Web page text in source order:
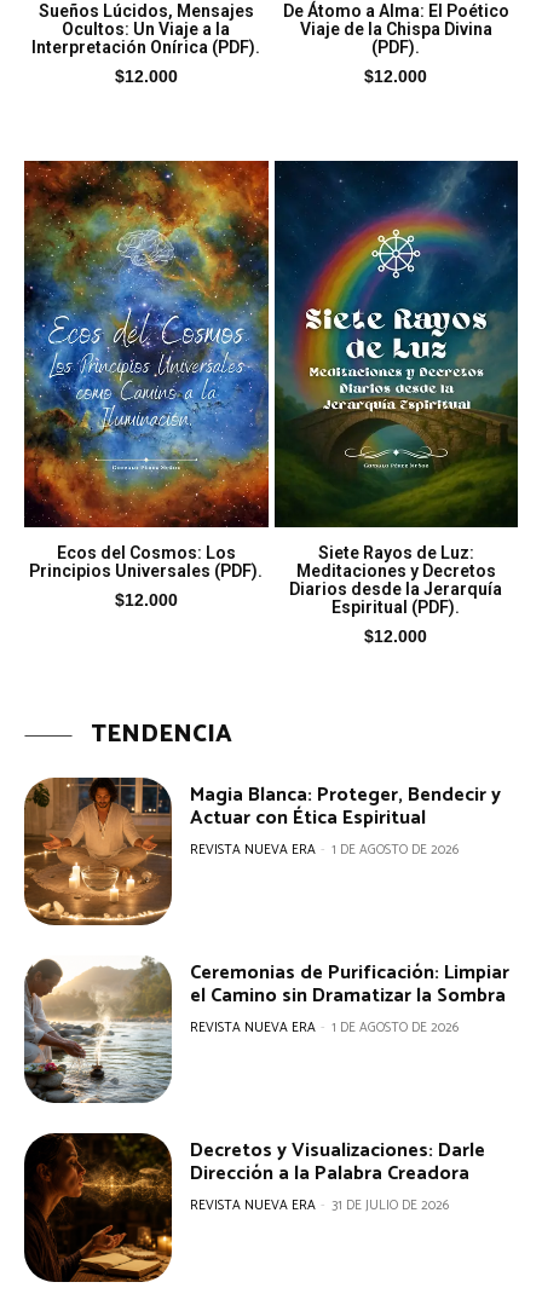
Sueños Lúcidos, Mensajes
Ocultos: Un Viaje a la
Interpretación Onírica (PDF).
$12.000
De Átomo a Alma: El Poético
Viaje de la Chispa Divina
(PDF).
$12.000
Ecos del Cosmos: Los
Principios Universales (PDF).
$12.000
Siete Rayos de Luz:
Meditaciones y Decretos
Diarios desde la Jerarquía
Espiritual (PDF).
$12.000
TENDENCIA
Magia Blanca: Proteger, Bendecir y
Actuar con Ética Espiritual
REVISTA NUEVA ERA - 1 DE AGOSTO DE 2026
Ceremonias de Purificación: Limpiar
el Camino sin Dramatizar la Sombra
REVISTA NUEVA ERA - 1 DE AGOSTO DE 2026
Decretos y Visualizaciones: Darle
Dirección a la Palabra Creadora
REVISTA NUEVA ERA - 31 DE JULIO DE 2026